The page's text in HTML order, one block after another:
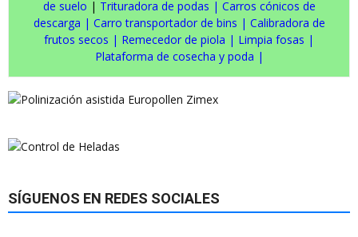
de suelo | Trituradora de podas | Carros cónicos de
descarga | Carro transportador de bins | Calibradora de
frutos secos | Remecedor de piola | Limpia fosas |
Plataforma de cosecha y poda |
SÍGUENOS EN REDES SOCIALES